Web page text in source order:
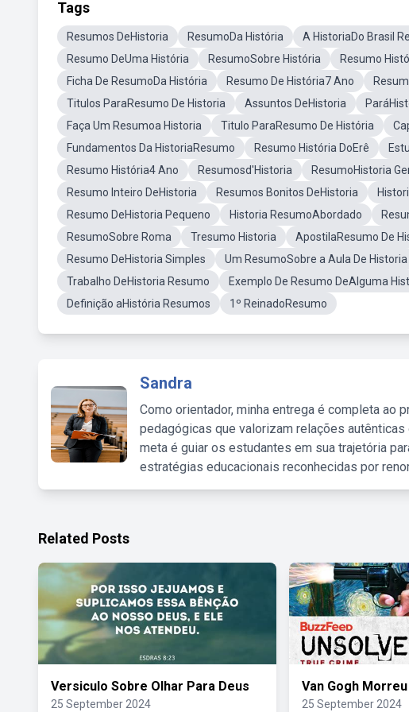
Tags
Resumos DeHistoria ResumoDa História A HistoriaDo Brasil
Resumo DeUma História
ResumoSobre História Resumo
Ficha De ResumoDa História
Resumo De História7 Ano
Titulos ParaResumo De Historia
Assuntos DeHistoria
Faça Um Resumoa Historia
Titulo ParaResumo De História
Fundamentos Da HistoriaResumo
Resumo História DoErê
Resumo História4 Ano
Resumosd'Historia ResumoHistoria
Resumo Inteiro DeHistoria
Resumos Bonitos DeHistoria
Resumo DeHistoria Pequeno
Historia ResumoAbordado
ResumoSobre Roma
Tresumo Historia ApostilaResumo De
Resumo DeHistoria Simples
Um ResumoSobre a Aula De Historia
Trabalho DeHistoria Resumo
Exemplo De Resumo DeAlguma
Definição aHistória Resumos
1º ReinadoResumo
Sandra
Como orientador, minha entrega é completa ao
pedagógicas que valorizam relações
meta é guiar os estudantes em sua trajetória
estratégias educacionais reconhecidas por
Related Posts
Versiculo Sobre Olhar Para Deus
25 September 2024
Van Gogh
25 September 2024